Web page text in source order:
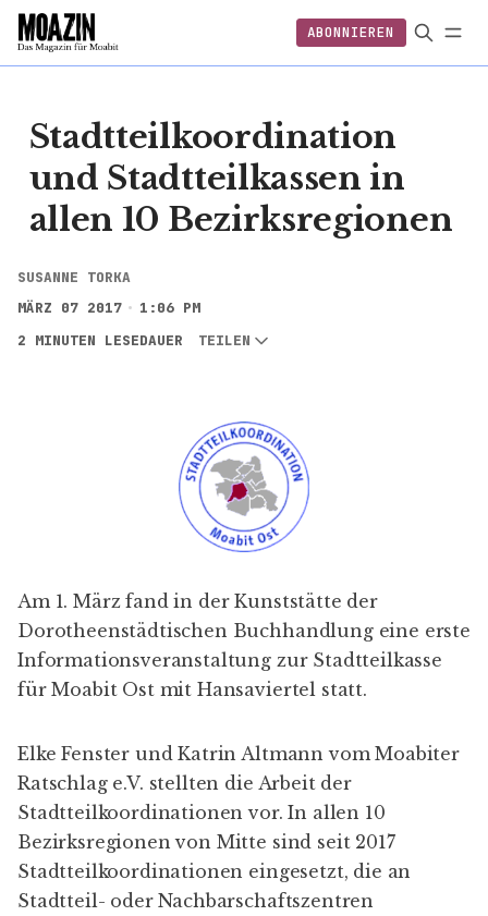
ABONNIEREN
EINLOGGEN
ABONNIEREN FOLGEN
Stadtteilkoordination
und Stadtteilkassen in
allen 10 Bezirksregionen
SUSANNE TORKA
MÄRZ 07 2017
1:06 PM
2 MINUTEN LESEDAUER
TEILEN
Am 1. März fand in der Kunststätte der
Dorotheenstädtischen Buchhandlung eine erste
Informationsveranstaltung zur Stadtteilkasse
fürMoabit Ost mit Hansaviertel statt.
Elke Fenster und Katrin Altmann vomMoabiter
Ratschlag e.V. stellten die Arbeit der
Stadtteilkoordinationen vor. In allen 10
Bezirksregionen von Mitte sind seit 2017
Stadtteilkoordinationen eingesetzt, die an
Stadtteil- oder Nachbarschaftszentren